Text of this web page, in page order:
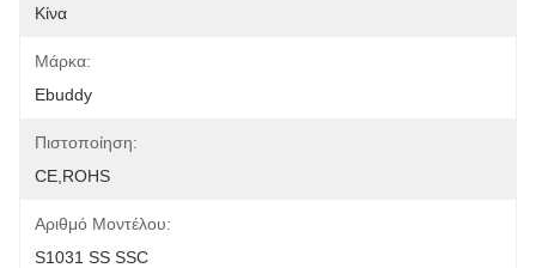
Κίνα
Μάρκα:
Ebuddy
Πιστοποίηση:
CE,ROHS
Αριθμό Μοντέλου:
S1031 SS SSC